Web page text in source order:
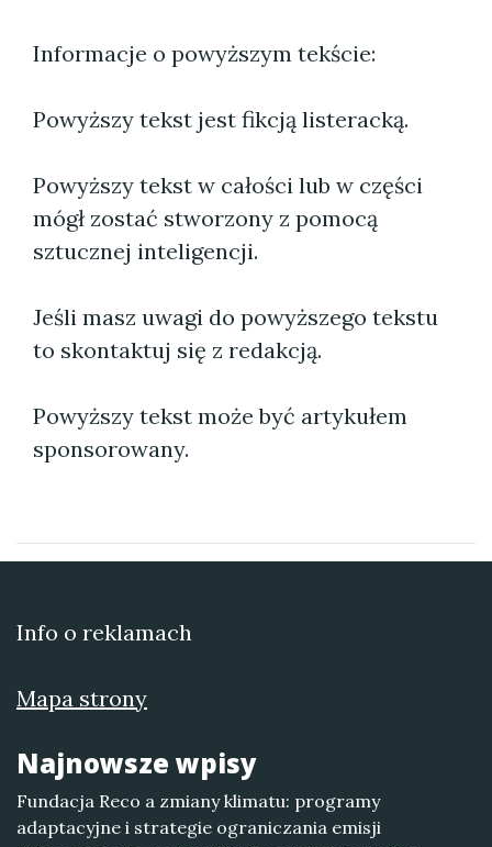
Informacje o powyższym tekście:
Powyższy tekst jest fikcją listeracką.
Powyższy tekst w całości lub w części
mógł zostać stworzony z pomocą
sztucznej inteligencji.
Jeśli masz uwagi do powyższego tekstu
to skontaktuj się z redakcją.
Powyższy tekst może być artykułem
sponsorowany.
Info o reklamach
Mapa strony
Najnowsze wpisy
Fundacja Reco a zmiany klimatu: programy
adaptacyjne i strategie ograniczania emisji